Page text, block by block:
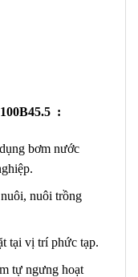
:
bơm nước
nuôi trồng
tại vị trí phức tạp.
tự ngưng hoạt